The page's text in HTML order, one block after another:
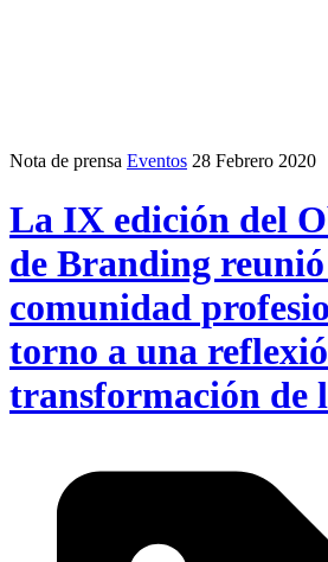
Nota de prensa Eventos 28 Febrero 2020
La IX edición del
de Branding
comunidad
torno a una
transformación de